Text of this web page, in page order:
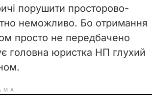
порушити просторово-
неможливо. Бо отримання
просто не передбачено
головна юристка НП глухий